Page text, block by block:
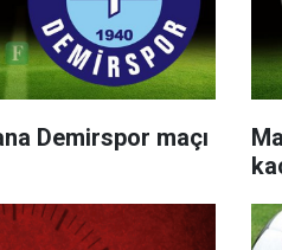
Demirspor maçı